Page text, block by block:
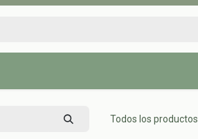
Todos los productos